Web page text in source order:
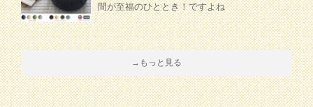
間が至福のひととき！ですよね
→もっと見る